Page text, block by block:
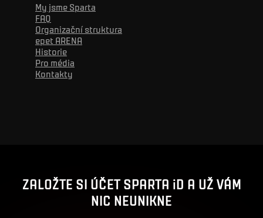
My jsme Sparta
FAQ
Organizační struktura
epet ARENA
Historie
Pro média
Kontakty
ZALOŽTE SI ÚČET SPARTA iD A UŽ VÁM
NIC NEUNIKNE